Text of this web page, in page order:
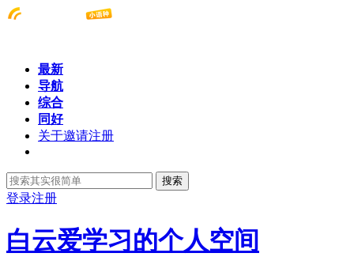
最新
导航
综合
同好
关于邀请注册
搜索
登录注册
白云爱学习的个人空间